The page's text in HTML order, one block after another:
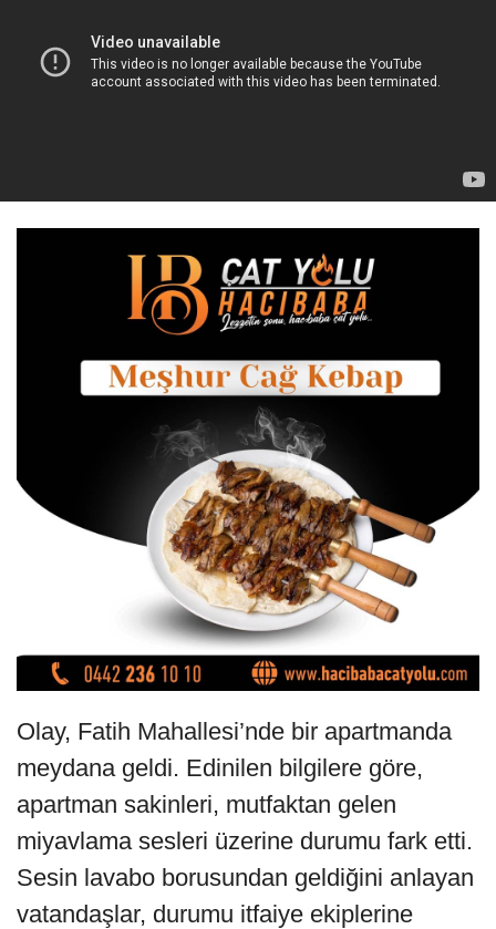
Olay, Fatih Mahallesi’nde bir apartmanda
meydana geldi. Edinilen bilgilere göre,
apartman sakinleri, mutfaktan gelen
miyavlama sesleri üzerine durumu fark etti.
Sesin lavabo borusundan geldiğini anlayan
vatandaşlar, durumu itfaiye ekiplerine